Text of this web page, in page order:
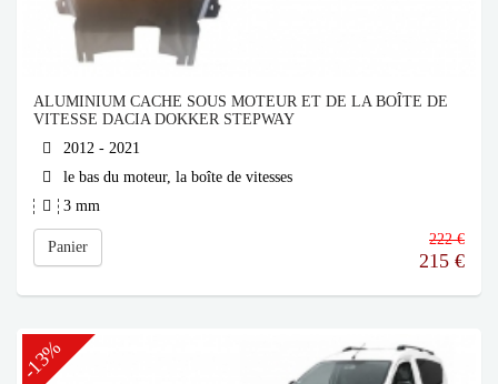
ALUMINIUM CACHE SOUS MOTEUR ET DE LA BOÎTE DE
VITESSE DACIA DOKKER STEPWAY
2012 - 2021
le bas du moteur, la boîte de vitesses
3 mm
Panier 222 €
215 €
-13%